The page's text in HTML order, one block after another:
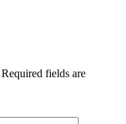
Required fields are